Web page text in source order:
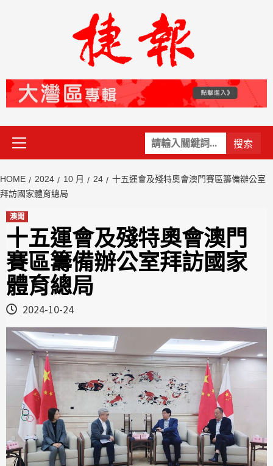
關
鍵
Primary
Menu
HOME 2024 10 月 24
十五運會及殘特奧會澳門賽區籌備辦公室
拜訪國家體育總局
澳聞
十五運會及殘特奧會澳門
賽區籌備辦公室拜訪國家
體育總局
2024-10-24